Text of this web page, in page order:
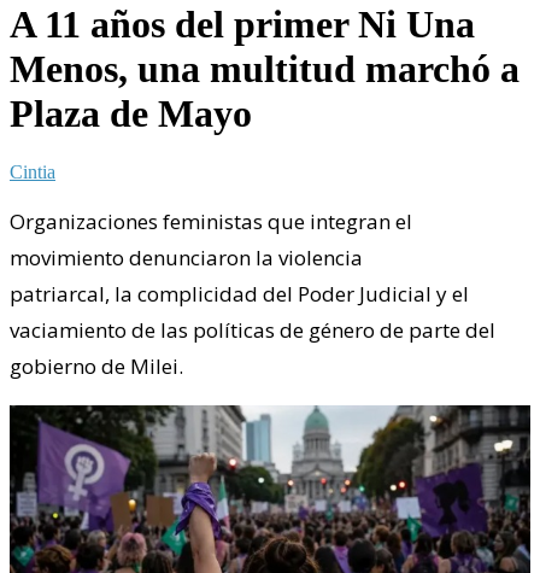
A 11 años del primer Ni Una
Menos, una multitud marchó a
Plaza de Mayo
Cintia
Organizaciones feministas que integran el
movimiento denunciaron la violencia
patriarcal, la complicidad del Poder Judicial y el
vaciamiento de las políticas de género de parte del
gobierno de Milei.